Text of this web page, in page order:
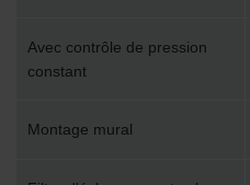
Avec contrôle de pression
constant
Montage mural